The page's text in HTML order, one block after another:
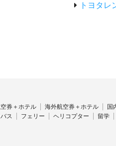
トヨタレ